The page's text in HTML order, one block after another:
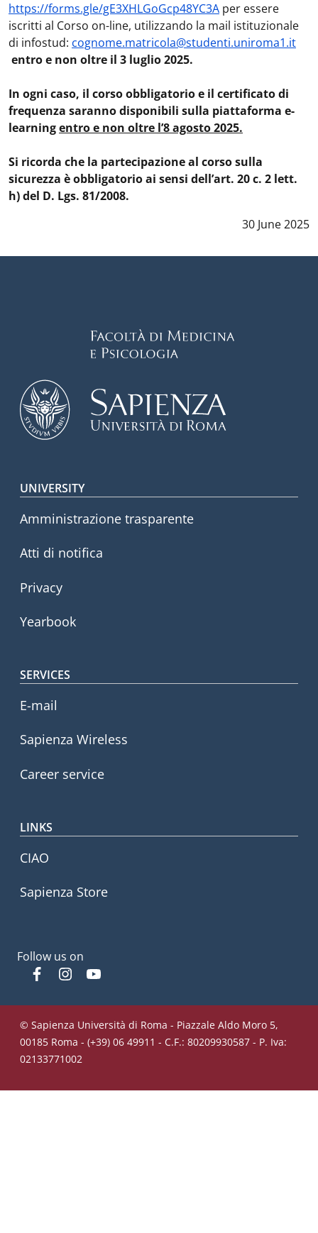
https://forms.gle/gE3XHLGoGcp48YC3A per essere
iscritti al Corso on-line, utilizzando la mail istituzionale
di infostud: cognome.matricola@studenti.uniroma1.it
entro e non oltre il 3 luglio 2025.
In ogni caso, il corso obbligatorio e il certificato di
frequenza saranno disponibili sulla piattaforma e-
learningentro e non oltre l’8 agosto 2025.
Si ricorda che la partecipazione al corso sulla
sicurezza è obbligatorio ai sensi dell’art. 20 c. 2 lett.
h) del D. Lgs. 81/2008.
Data notizia
30 June 2025
Footer menu
UNIVERSITY
Amministrazione trasparente
Atti di notifica
Privacy
Yearbook
SERVICES
E-mail
Sapienza Wireless
Career service
LINKS
CIAO
Sapienza Store
Follow us on
FacebookInstagram
© Sapienza Università di Roma - Piazzale Aldo Moro 5,
00185 Roma - (+39) 06 49911 - C.F.: 80209930587 - P. Iva:
02133771002